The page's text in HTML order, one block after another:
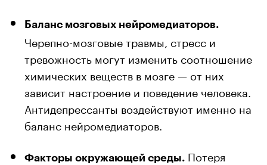
Баланс мозговых нейромедиаторов.
Черепно-мозговые травмы, стресс и
тревожность могут изменить соотношение
химических веществ в мозге — от них
зависит настроение и поведение человека.
Антидепрессанты воздействуют именно на
баланс нейромедиаторов.
Факторы окружающей среды. Потеря